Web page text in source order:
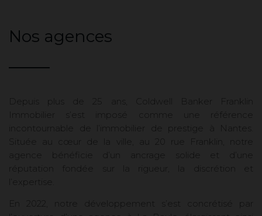
Nos agences
Depuis plus de 25 ans, Coldwell Banker Franklin
Immobilier s’est imposé comme une référence
incontournable de l’immobilier de prestige à Nantes.
Située au cœur de la ville, au 20 rue Franklin, notre
agence bénéficie d’un ancrage solide et d’une
réputation fondée sur la rigueur, la discrétion et
l’expertise.
En 2022, notre développement s’est concrétisé par